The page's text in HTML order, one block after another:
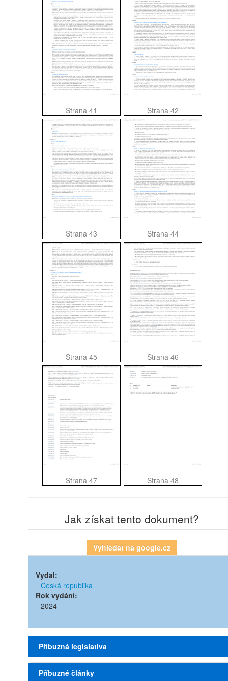
Strana 41 Strana 42
Strana 43 Strana 44
Strana 45 Strana 46
Strana 47 Strana 48
Jak získat tento dokument?
Vydal:
Česká republika
Rok vydání:
2024
Příbuzná legislativa
Zákon č. 283/2021 Sb. Stavební zákon (2021)
Příbuzné články